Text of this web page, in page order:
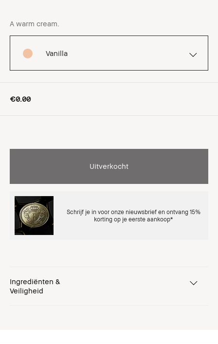
A warm cream.
Vanilla
€0.00
Uitverkocht
Schrijf je in voor onze nieuwsbrief en ontvang 15%
korting op je eerste aankoop*
Ingrediënten &
Veiligheid